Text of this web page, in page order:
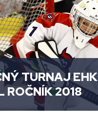
TURNAJ EHK
ROČNÍK 2018